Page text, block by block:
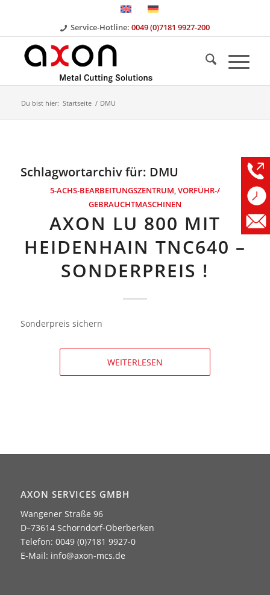
Service-Hotline:0049 (0)7181 9927-200
Du bist hier: Startseite / DMU
Schlagwortarchiv für: DMU
5-ACHS-BEARBEITUNGSZENTRUM,VORFÜHR-/
GEBRAUCHTMASCHINEN
AXON LU 800 MIT
HEIDENHAIN TNC640 –
SONDERPREIS !
Sonderpreis sichern
WEITERLESEN
AXON SERVICES GMBH
Wangener Straße 96
D–73614 Schorndorf-Oberberken
Telefon: 0049 (0)7181 9927-0
E-Mail: info@axon-mcs.de